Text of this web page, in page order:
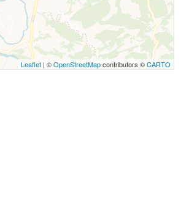
Leaflet | ©OpenStreetMapcontributors ©CARTO